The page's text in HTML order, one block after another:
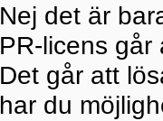
Nej det är
PR-licens
Det går att
har du